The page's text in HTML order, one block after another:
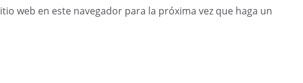
web en este navegador para la próxima vez que haga un